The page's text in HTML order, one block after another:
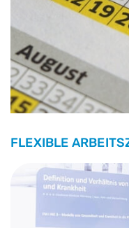
FLEXIBLE